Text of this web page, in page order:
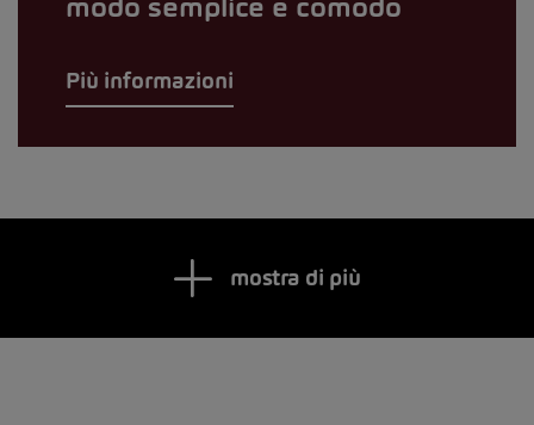
modo semplice e comodo
Più informazioni
mostra di più